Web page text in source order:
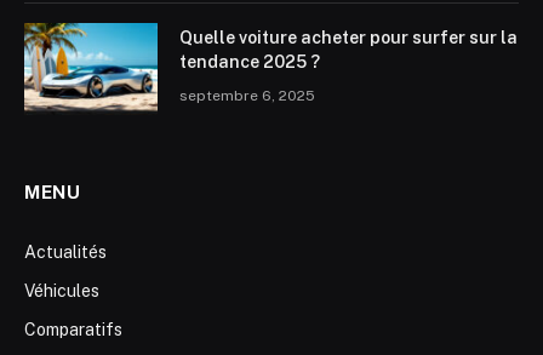
Quelle voiture acheter pour surfer sur la
tendance 2025 ?
septembre 6, 2025
MENU
Actualités
Véhicules
Comparatifs